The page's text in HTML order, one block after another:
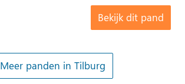
Bekijk dit pand
Meer panden in Tilburg